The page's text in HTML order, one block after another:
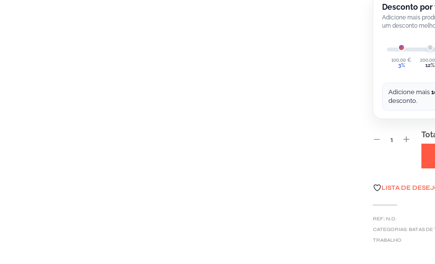
Desconto
Adicione mais
um desconto
100,00€
3% 12%
Adicione mais
desconto.
L
T
E
R
N
LISTA DE
REF: N.D.
CATEGORIAS: BATAS
TRABALHO